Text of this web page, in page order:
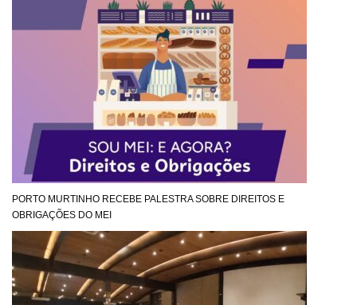
PORTO MURTINHO RECEBE PALESTRA SOBRE DIREITOS E
OBRIGAÇÕES DO MEI